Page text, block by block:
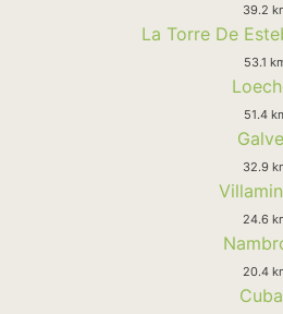
39.2
La Torre De
53.1
51.4
32.9
24.6
20.4